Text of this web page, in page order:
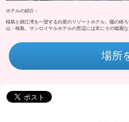
ホテルの紹介：
桜島と錦江湾を一望する白亜のリゾートホテル。陽の移
山・桜島。サンロイヤルホテルの窓辺には常にその端麗
場所